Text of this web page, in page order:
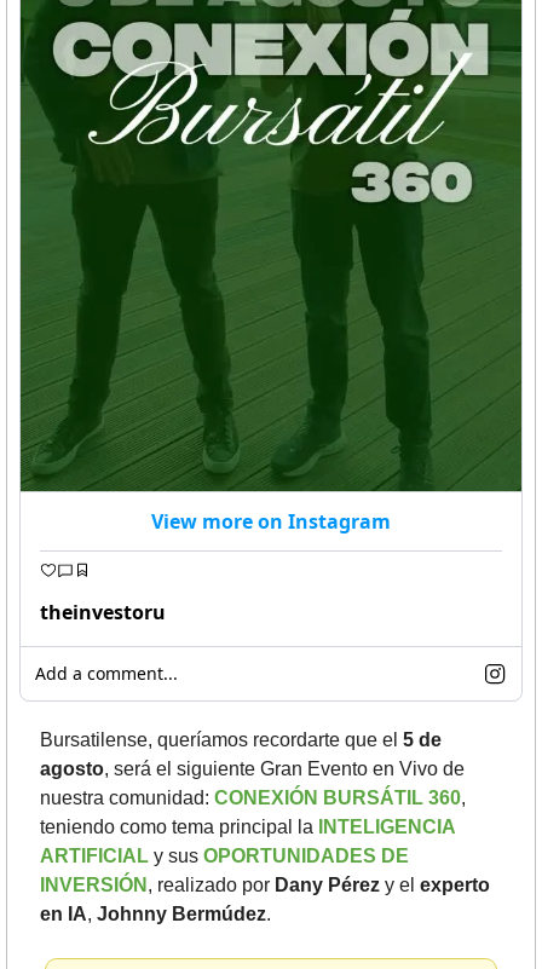
View more on Instagram
theinvestoru
Add a comment...
Bursatilense, queríamos recordarte que el 5 de
agosto, será el siguiente Gran Evento en Vivo de
nuestra comunidad: CONEXIÓN BURSÁTIL 360,
teniendo como tema principal la INTELIGENCIA
ARTIFICIAL y sus OPORTUNIDADES DE
INVERSIÓN , realizado por Dany Pérez y el experto
en IA, Johnny Bermúdez.